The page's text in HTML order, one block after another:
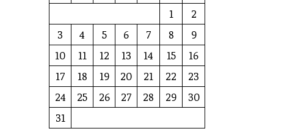
1
2
3
4 5 6 7 8
9
10
11 12 13 14 15
16
17
18 19 20 21 22
23
24
25 26 27 28 29
30
31